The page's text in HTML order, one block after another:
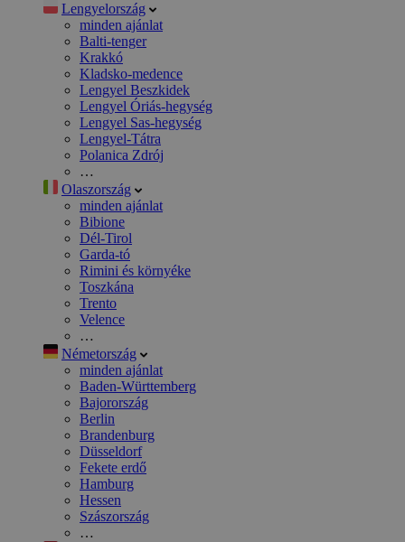
Lengyelország
minden ajánlat
Balti-tenger
Krakkó
Kladsko-medence
Lengyel Beszkidek
Lengyel Óriás-hegység
Lengyel Sas-hegység
Lengyel-Tátra
Polanica Zdrój
…
Olaszország
minden ajánlat
Bibione
Dél-Tirol
Garda-tó
Rimini és környéke
Toszkána
Trento
Velence
…
Németország
minden ajánlat
Baden-Württemberg
Bajorország
Berlin
Brandenburg
Düsseldorf
Fekete erdő
Hamburg
Hessen
Szászország
…